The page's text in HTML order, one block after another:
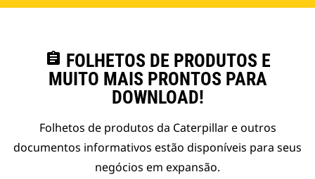
assignment FOLHETOS DE PRODUTOS E
MUITO MAIS PRONTOS PARA
DOWNLOAD!
Folhetos de produtos da Caterpillar e outros
documentos informativos estão disponíveis para seus
negócios em expansão.